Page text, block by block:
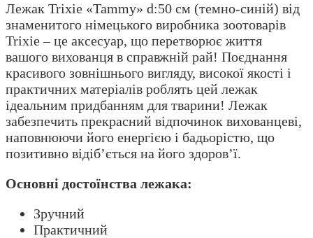
Лежак Trixie «Tammy» d:50 см (темно-синій) від
знаменитого німецького виробника зоотоварів
Trixie – це аксесуар, що перетворює життя
вашого вихованця в справжній рай! Поєднання
красивого зовнішнього вигляду, високої якості і
практичних матеріалів роблять цей лежак
ідеальним придбанням для тварини! Лежак
забезпечить прекрасний відпочинок вихованцеві,
наповнюючи його енергією і бадьорістю, що
позитивно відіб’ється на його здоров’ї.
Основні достоїнства лежака:
Зручний
Практичний